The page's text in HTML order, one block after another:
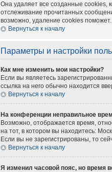
Она удаляет все созданные cookies,
отслеживание прочитанных
возможно, удаление cookies поможет.
Вернуться к началу
Параметры и настройки
Как мне изменить мои настройки?
Если вы являетесь
ссылка на него обычно находится
Вернуться к началу
На конференции неправильное
Возможно, отображается время,
на тот, в котором вы находитесь:
Если вы не зарегистрированы, то
Вернуться к началу
Я изменил часовой пояс, но время